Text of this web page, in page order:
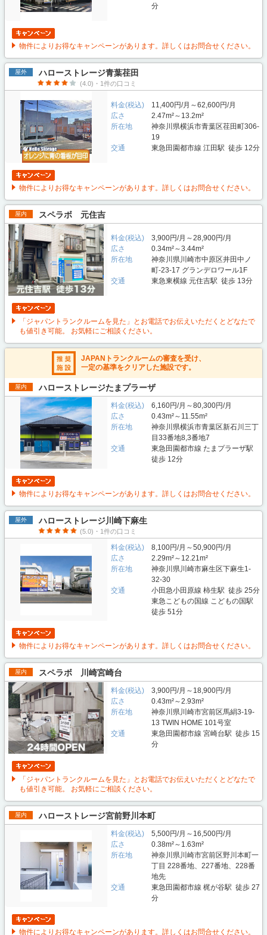
分
物件によりお得なキャンペーンがあります。詳しくはお問合せください。
屋外 ハローストレージ青葉荏田
(4.0)・1件の口コミ
料金(税込)
11,400円/月～62,600円/月
広さ
2.47m²～13.2m²
所在地
神奈川県横浜市青葉区荏田町306-
19
交通
東急田園都市線 江田駅 徒歩 12分
物件によりお得なキャンペーンがあります。詳しくはお問合せください。
屋内 スペラボ 元住吉
料金(税込)
3,900円/月～28,900円/月
広さ
0.34m²～3.44m²
所在地
神奈川県川崎市中原区井田中ノ
町-23-17 グランデロワール1F
交通
東急東横線 元住吉駅 徒歩 13分
「ジャパントランクルームを見た」とお電話でお伝えいただくとどなたで
も値引き可能。 お気軽にご相談ください。
JAPANトランクルームの審査を受け、
一定の基準をクリアした施設です。
屋内 ハローストレージたまプラーザ
料金(税込)
6,160円/月～80,300円/月
広さ
0.43m²～11.55m²
所在地
神奈川県横浜市青葉区新石川三丁
目33番地8,3番地7
交通
東急田園都市線 たまプラーザ駅
徒歩 12分
物件によりお得なキャンペーンがあります。詳しくはお問合せください。
屋外 ハローストレージ川崎下麻生
(5.0)・1件の口コミ
料金(税込)
8,100円/月～50,900円/月
広さ
2.29m²～12.21m²
所在地
神奈川県川崎市麻生区下麻生1-
32-30
交通
小田急小田原線 柿生駅 徒歩 25分
東急こどもの国線 こどもの国駅
徒歩 51分
物件によりお得なキャンペーンがあります。詳しくはお問合せください。
屋内 スペラボ 川崎宮崎台
料金(税込)
3,900円/月～18,900円/月
広さ
0.43m²～2.93m²
所在地
神奈川県川崎市宮前区馬絹3-19-
13 TWIN HOME 101号室
交通
東急田園都市線 宮崎台駅 徒歩 15
分
「ジャパントランクルームを見た」とお電話でお伝えいただくとどなたで
も値引き可能。 お気軽にご相談ください。
屋内 ハローストレージ宮前野川本町
料金(税込)
5,500円/月～16,500円/月
広さ
0.38m²～1.63m²
所在地
神奈川県川崎市宮前区野川本町一
丁目 228番地、227番地、228番
地先
交通
東急田園都市線 梶が谷駅 徒歩 27
分
物件によりお得なキャンペーンがあります。詳しくはお問合せください。